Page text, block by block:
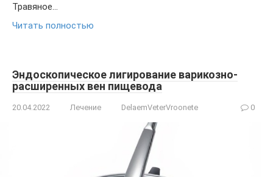
Травяное…
Читать полностью
Эндоскопическое лигирование варикозно-
расширенных вен пищевода
20.04.2022 Лечение DelaemVeterVroonete 0